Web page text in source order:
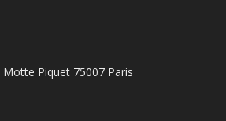
Piquet 75007 Paris